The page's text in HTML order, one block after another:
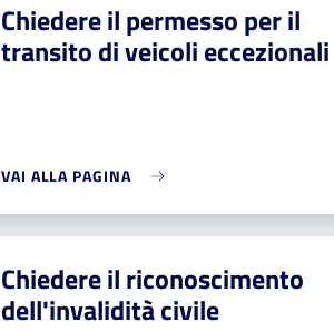
Chiedere il permesso per il
transito di veicoli eccezionali
VAI ALLA PAGINA
Chiedere il riconoscimento
dell'invalidità civile